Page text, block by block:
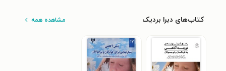
کتاب‌های دبرا بردیک مشاهده همه